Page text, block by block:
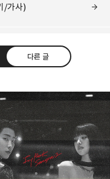
/가사)
다른 글
라인 트위터